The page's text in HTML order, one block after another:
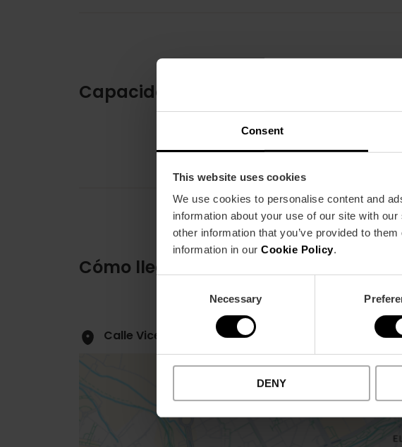
Consent
This website uses cookies
We use cookies to personalise content and
information about your use of our site with
other information that you’ve provided to
information in our Cookie Policy.
Necessary
DENY
Capacidad
Cómo llegar
Calle Vicente Marco Miranda, 6 46026 València